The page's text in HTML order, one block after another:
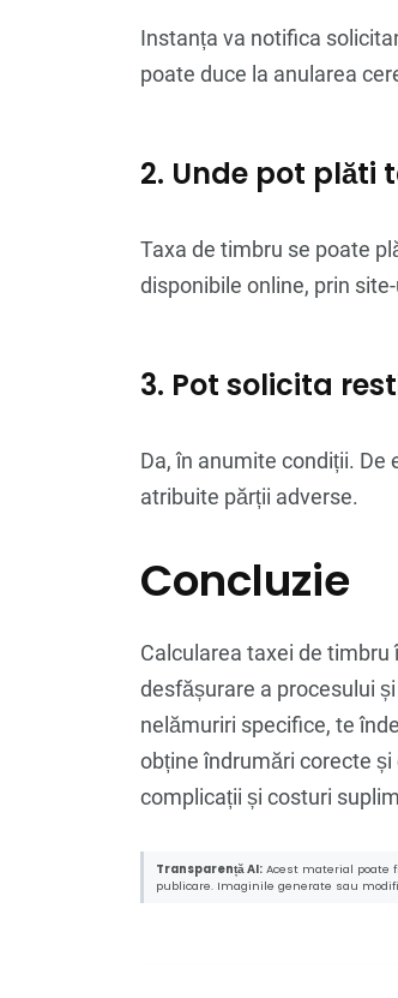
Instanța va notifica
poate duce la anularea
2. Unde pot plăti
Taxa de timbru se poate
disponibile online, prin
3. Pot solicita
Da, în anumite condiții.
atribuite părții adverse.
Concluzie
Calcularea taxei de
desfășurare a procesului
nelămuriri specifice, te
obține îndrumări corecte
complicații și costuri
Transparență AI: Acest material poate
publicare. Imaginile generate sau